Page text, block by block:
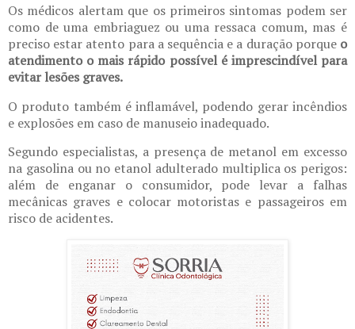
Os médicos alertam que os primeiros sintomas podem ser
como de uma embriaguez ou uma ressaca comum, mas é
preciso estar atento para a sequência e a duração porque o
atendimento o mais rápido possível é imprescindível para
evitar lesões graves.
O produto também é inflamável, podendo gerar incêndios
e explosões em caso de manuseio inadequado.
Segundo especialistas, a presença de metanol em excesso
na gasolina ou no etanol adulterado multiplica os perigos:
além de enganar o consumidor, pode levar a falhas
mecânicas graves e colocar motoristas e passageiros em
risco de acidentes.